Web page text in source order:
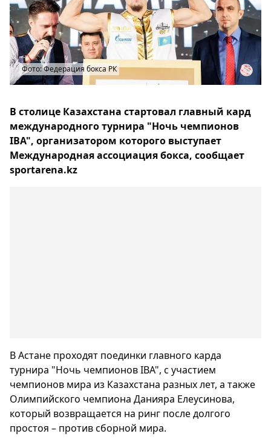
Фото: Федерация бокса РК
В столице Казахстана стартовал главный кард
международного турнира "Ночь чемпионов
IBA", организатором которого выступает
Международная ассоциация бокса, сообщает
sportarena.kz
В Астане проходят поединки главного карда
турнира "Ночь чемпионов IBA", с участием
чемпионов мира из Казахстана разных лет, а также
Олимпийского чемпиона Данияра Елеусинова,
который возвращается на ринг после долгого
простоя – против сборной мира.